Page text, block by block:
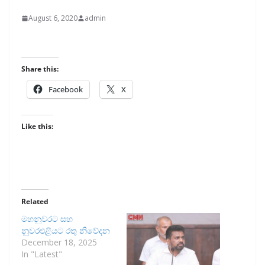
August 6, 2020 admin
Share this:
Facebook X
Like this:
Related
මහනුවරට සහ
නුවරඑළියට රතු නිවේදන
December 18, 2025
In "Latest"